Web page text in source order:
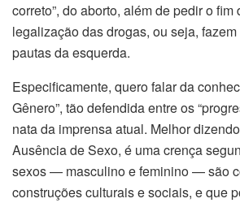
correto”, do aborto, além de pedir o fim
legalização das drogas, ou seja,
pautas da esquerda.
Especificamente, quero falar da
Gênero”, tão defendida entre os
nata da imprensa atual. Melhor
Ausência de Sexo, é uma crença
sexos — masculino e feminino — são
construções culturais e sociais, e que